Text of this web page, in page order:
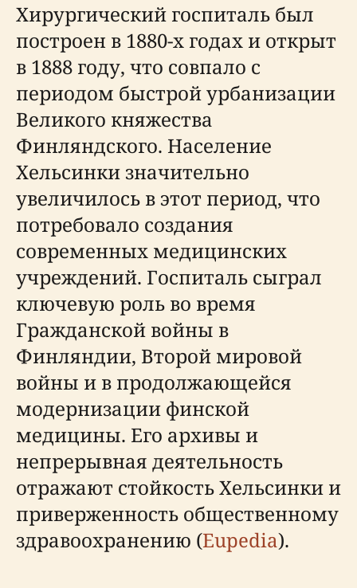
Хирургический госпиталь был
построен в 1880-х годах и открыт
в 1888 году, что совпало с
периодом быстрой урбанизации
Великого княжества
Финляндского. Население
Хельсинки значительно
увеличилось в этот период, что
потребовало создания
современных медицинских
учреждений. Госпиталь сыграл
ключевую роль во время
Гражданской войны в
Финляндии, Второй мировой
войны и в продолжающейся
модернизации финской
медицины. Его архивы и
непрерывная деятельность
отражают стойкость Хельсинки и
приверженность общественному
здравоохранению (Eupedia).